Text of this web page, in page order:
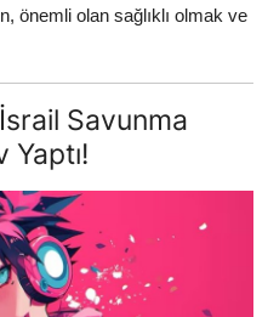
önemli olan sağlıklı olmak ve
Savunma